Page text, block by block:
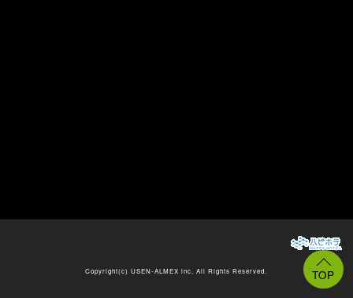
Copyright(c)USEN-ALMEX inc, All Rights Reserved.